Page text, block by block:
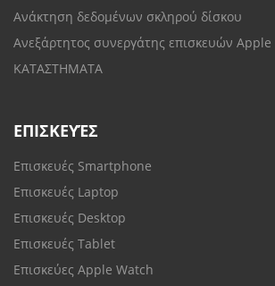
Ανάκτηση δεδομένων σκληρού δίσκου
Ανεξάρτητος συνεργάτης επισκευών Apple
ΚΑΤΑΣΤΗΜΑΤΑ
ΕΠΙΣΚΕΥΈΣ
Επισκευές Smartphone
Επισκευές Laptop
Επισκευές Desktop
Επισκευές Tablet
Επισκεύες Apple Watch